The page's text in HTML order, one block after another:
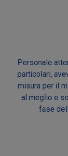
Personale
particolari,
misura per il
al meglio e
fase